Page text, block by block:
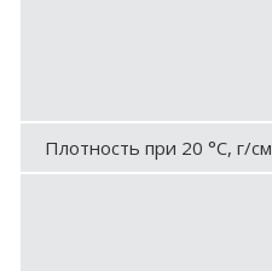
Плотность при 20 °С, г/см